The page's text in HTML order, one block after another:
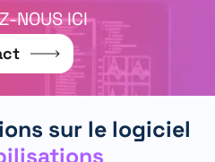
NOUS ICI
sur le logiciel